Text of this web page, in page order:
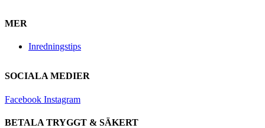
MER
Inredningstips
SOCIALA MEDIER
Facebook Instagram
BETALA TRYGGT & SÄKERT